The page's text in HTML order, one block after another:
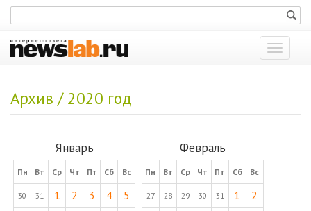
Показать
меню
Архив / 2020 год
Январь
Пн Вт Ср Чт Пт Сб Вс
30 31 1 2 3 4
5
Февраль
Пн Вт Ср Чт Пт Сб Вс
27 28 29 30 31 1
2